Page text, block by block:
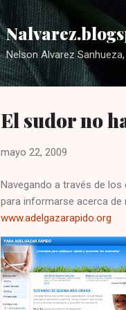
Nelson Alvarez
El sudor no
mayo 22, 2009
Navegando a través de
para informarse acerca
www.adelgazarapido.org